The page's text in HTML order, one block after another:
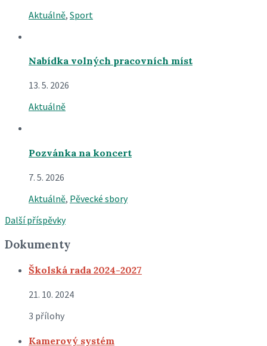
Aktuálně, Sport
Nabídka volných pracovních míst
13. 5. 2026
Aktuálně
Pozvánka na koncert
7. 5. 2026
Aktuálně, Pěvecké sbory
Další příspěvky
Dokumenty
Školská rada 2024-2027
21. 10. 2024
3 přílohy
Kamerový systém